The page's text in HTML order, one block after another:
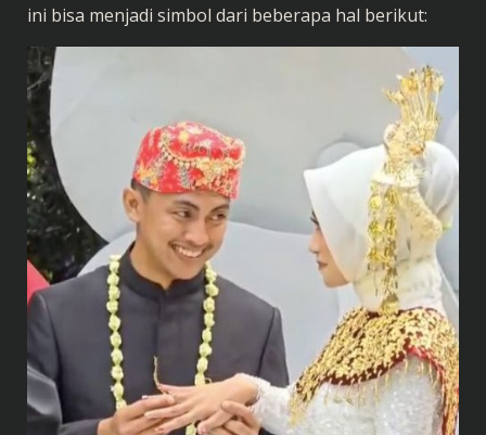
ini bisa menjadi simbol dari beberapa hal berikut: